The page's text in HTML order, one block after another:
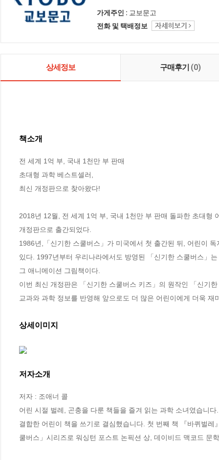
가게주인 : 교보문고
전화 및 택배정보
상세정보 구매후기 (0)
책소개
전 세계 1억 부, 국내 1천만 부 판매
초대형 과학 베스트셀러,
최신 개정판으로 찾아왔다!
2018년 12월, 전 세계 1억 부, 국내 1천만 부 판매 돌파한 초대형
개정판으로 출간되었다.
1986년,「신기한 스쿨버스」가 미국에서 첫 출간된 뒤, 어린이
있다. 1997년부터 우리나라에서도 방영된 「신기한 스쿨버스」
그 애니메이션 그림책이다.
이번 최신 개정판은 「신기한 스쿨버스 키즈」의 원작인 「신기
교과와 과학 정보를 반영해 앞으로도 더 많은 어린이에게 더욱 재
상세이미지
저자소개
저자 : 조애너 콜
어린 시절 벌레, 곤충을 다룬 책들을 즐겨 읽는 과학 소녀였습니
결합한 어린이 책을 쓰기로 결심했습니다. 첫 번째 책 『바퀴벌
쿨버스」시리즈로 워싱턴 포스트 논픽션 상, 데이비드 맥코드 문